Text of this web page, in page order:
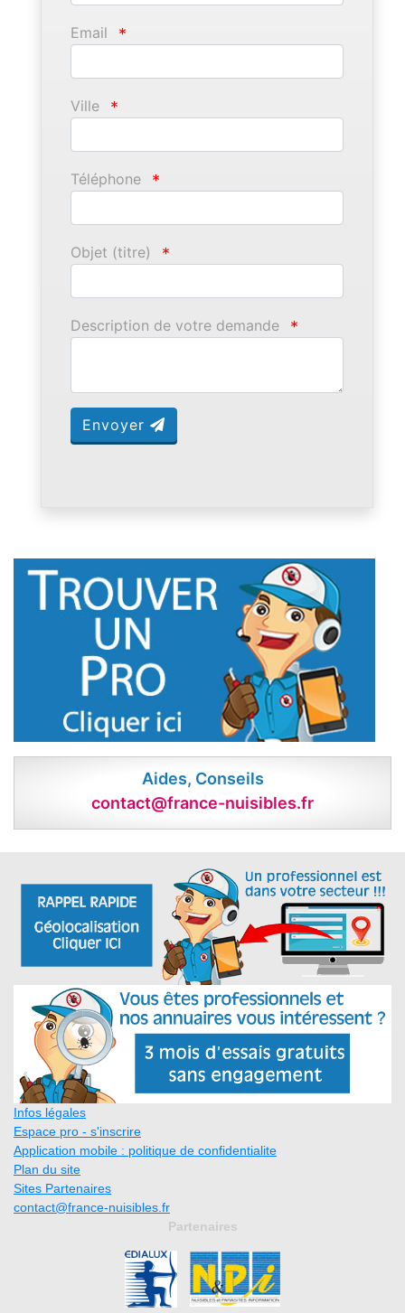
Email *
Ville *
Téléphone *
Objet (titre) *
Description de votre demande *
Envoyer
Aides, Conseils
contact@france-nuisibles.fr
Infos légales
Espace pro - s'inscrire
Application mobile : politique de confidentialite
Plan du site
Sites Partenaires
contact@france-nuisibles.fr
Partenaires